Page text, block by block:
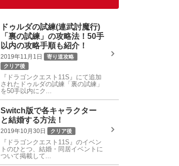
ドゥルダの試練(連武討魔行)
「裏の試練」の攻略法！50手
以内の攻略手順も紹介！
2019年11月1日
寄り道攻略
クリア後
『ドラゴンクエスト11S』にて追加
されたドゥルダの試練「裏の試練」
を50手以内にク...
Switch版で各キャラクター
と結婚する方法！
2019年10月30日 クリア後
『ドラゴンクエスト11S』のイベン
トのひとつ、結婚・同居イベントに
ついて掲載して...